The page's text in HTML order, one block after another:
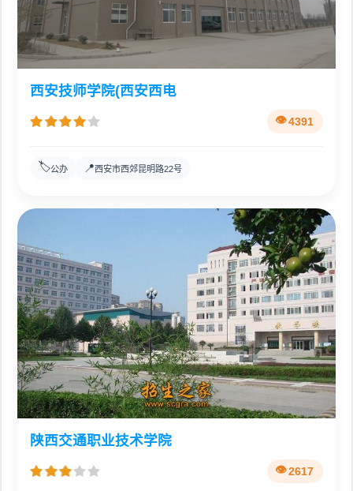
西安技师学院(西安西电
4391
🏷️公办 📍西安市西郊昆明路22号
陕西交通职业技术学院
2617